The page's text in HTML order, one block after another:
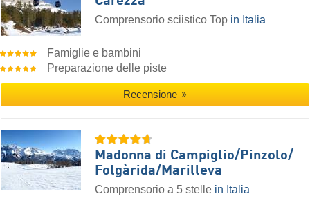
Comprensorio sciistico Top in Italia
Famiglie e bambini
Preparazione delle piste
Recensione
Madonna di Campiglio/​Pinzolo/​
Folgàrida/​Marilleva
Comprensorio a 5 stelle in Italia